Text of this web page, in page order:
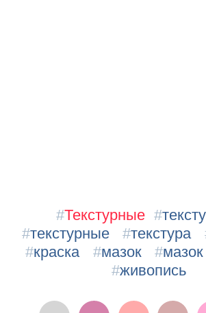
#Текстурные #
#текстурные #текстура
#краска #мазок #
#живопись